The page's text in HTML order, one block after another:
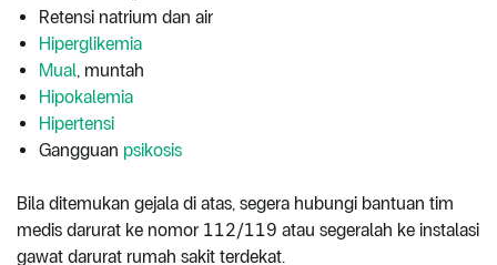
Retensi natrium dan air
Hiperglikemia
Mual, muntah
Hipokalemia
Hipertensi
Gangguan psikosis
Bila ditemukan gejala di atas, segera hubungi bantuan tim
medis darurat ke nomor 112/119 atau segeralah ke instalasi
gawat darurat rumah sakit terdekat.